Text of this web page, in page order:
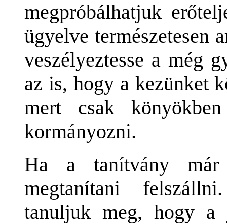
megpróbálhatjuk
ügyelve természetesen
veszélyeztesse a még
az is, hogy a kezünket
mert csak
kormányozni.
Ha a tanítvány már
megtanítani
tanuljuk meg, hogy a